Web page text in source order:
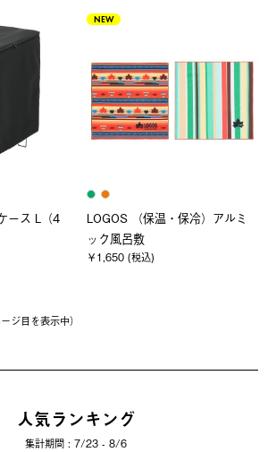
ース L（4
NEW
LOGOS （保温・保冷）アルミ
ック風呂敷
￥1,650 (税込)
ジ⽬を表⽰中）
人気ランキング
集計期間 : 7/23 - 8/6